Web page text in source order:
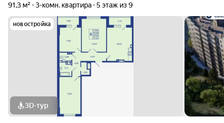
91,3 м² 3-комн. квартира 5 этаж из 9
новостройка
3D-тур